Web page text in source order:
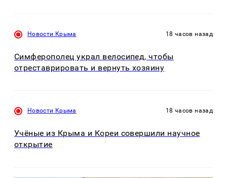
Новости Крыма 18 часов назад
Симферополец украл велосипед, чтобы
отреставрировать и вернуть хозяину
Новости Крыма 18 часов назад
Учёные из Крыма и Кореи совершили научное
открытие